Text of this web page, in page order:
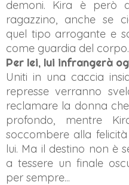
demoni. Kira è però
ragazzino, anche se
quel tipo arrogante e
come guardia del corpo.
Per lei, lui infrangerà
Uniti in una caccia
represse verranno
reclamare la donna
profondo, mentre
soccombere alla
lui. Ma il destino non è
a tessere un finale
per sempre...